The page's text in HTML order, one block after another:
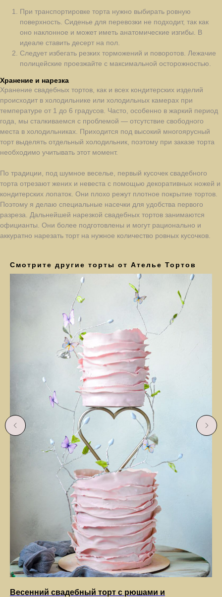
При транспортировке торта нужно выбирать ровную
поверхность. Сиденье для перевозки не подходит, так как
оно наклонное и может иметь анатомические изгибы. В
идеале ставить десерт на пол.
Следует избегать резких торможений и поворотов. Лежачие
полицейские проезжайте с максимальной осторожностью.
Хранение и нарезка
Хранение свадебных тортов, как и всех кондитерских изделий
происходит в холодильнике или холодильных камерах при
температуре от 1 до 6 градусов. Часто, особенно в жаркий период
года, мы сталкиваемся с проблемой — отсутствие свободного
места в холодильниках. Приходится под высокий многоярусный
торт выделять отдельный холодильник, поэтому при заказе торта
необходимо учитывать этот момент.
По традиции, под шумное веселье, первый кусочек свадебного
торта отрезают жених и невеста с помощью декоративных ножей и
кондитерских лопаток. Они плохо режут плотное покрытие тортов.
Поэтому я делаю специальные насечки для удобства первого
разреза. Дальнейшей нарезкой свадебных тортов занимаются
официанты. Они более подготовлены и могут рационально и
аккуратно нарезать торт на нужное количество ровных кусочков.
Смотрите другие торты от Ателье Тортов
Весенний свадебный торт с рюшами и
В этом разделе вы найдёте знаменитые торты.
Их существует великое множество, они все имеют
свою вековую историю и уникальный вкус.
Для облегчения выбора я отобрал для вас наиболее
популярные.
Авторские торты
В этом разделе вы найдёте мои авторские торты,
качество и вкус которых я довёл до совершенства
за долгие годы изучения кондитерского искусства.
Все прекрасно сбалансированые по вкусовой
совместимости и порадуют даже искушённых
любителей и гурманов.
Заказать
Заказать